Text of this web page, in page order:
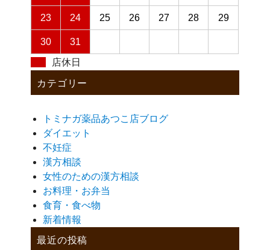
23 24 25 26 27 28 29
30
31
店休日
カテゴリー
トミナガ薬品あつこ店ブログ
ダイエット
不妊症
漢方相談
女性のための漢方相談
お料理・お弁当
食育・食べ物
新着情報
最近の投稿